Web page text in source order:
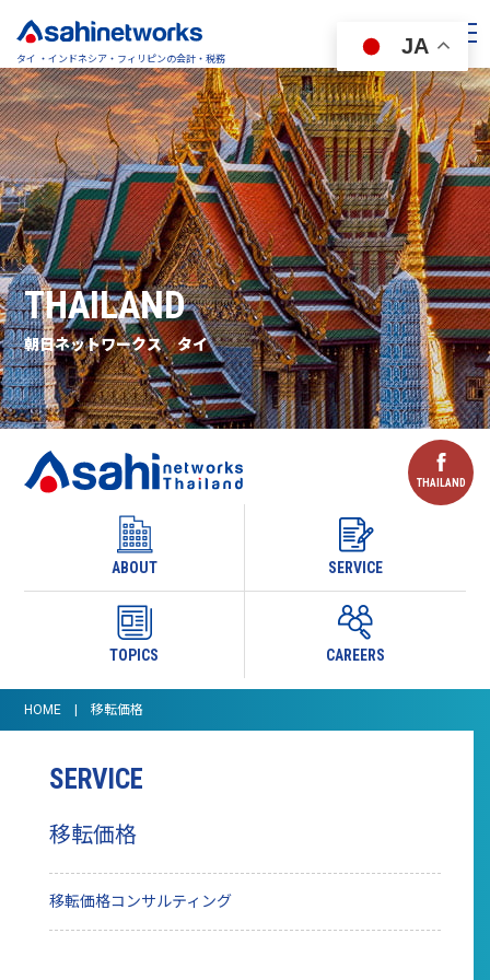
タイ ・インドネシア・フィリピンの会計・税務
THAILAND
朝日ネットワークス タイ
ABOUT SERVICE
TOPICS CAREERS
THAILAND
HOME 移転価格
SERVICE
移転価格
移転価格コンサルティング
JA